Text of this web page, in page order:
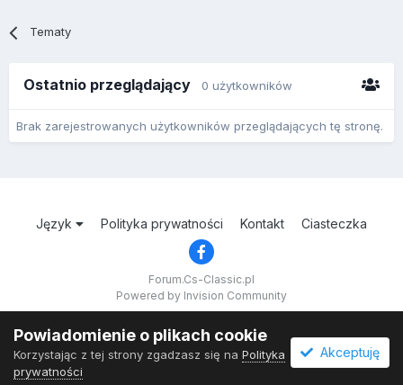
Tematy
Ostatnio przeglądający 0 użytkowników
Brak zarejestrowanych użytkowników przeglądających tę stronę.
Język Polityka prywatności Kontakt Ciasteczka
Forum.Cs-Classic.pl
Powered by Invision Community
Powiadomienie o plikach cookie
Korzystając z tej strony zgadzasz się na Polityka
prywatności
Akceptuję